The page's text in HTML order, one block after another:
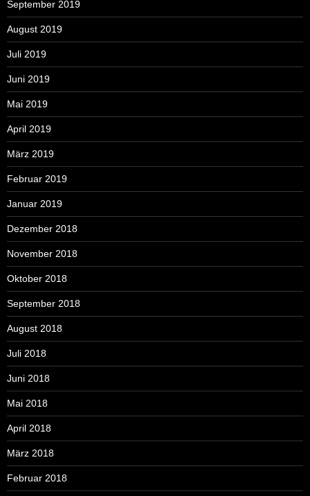
September 2019
August 2019
Juli 2019
Juni 2019
Mai 2019
April 2019
März 2019
Februar 2019
Januar 2019
Dezember 2018
November 2018
Oktober 2018
September 2018
August 2018
Juli 2018
Juni 2018
Mai 2018
April 2018
März 2018
Februar 2018